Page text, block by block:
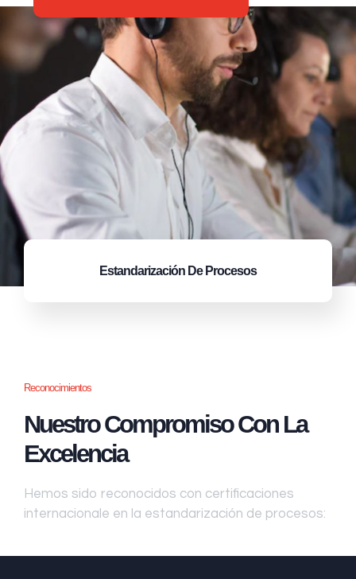
Estandarización De Procesos
Reconocimientos
Nuestro Compromiso Con La
Excelencia
Hemos sido reconocidos con certificaciones
internacionale en la estandarización de procesos: